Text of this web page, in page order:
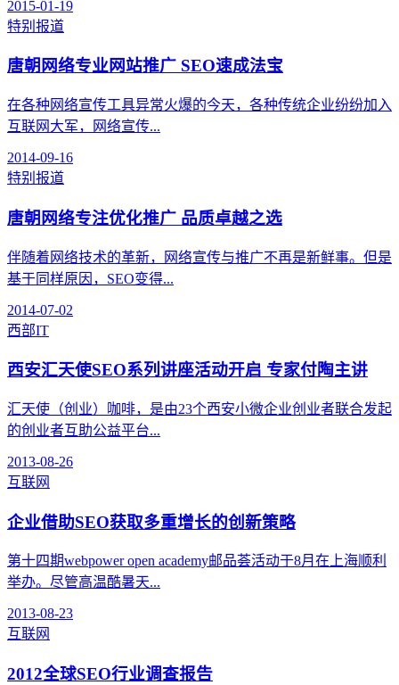
2015-01-19
特别报道
唐朝网络专业网站推广 SEO速成法宝
在各种网络宣传工具异常火爆的今天，各种传统企业纷纷加入
互联网大军，网络宣传...
2014-09-16
特别报道
唐朝网络专注优化推广 品质卓越之选
伴随着网络技术的革新，网络宣传与推广不再是新鲜事。但是
基于同样原因，SEO变得...
2014-07-02
西部IT
西安汇天使SEO系列讲座活动开启 专家付陶主讲
汇天使（创业）咖啡，是由23个西安小微企业创业者联合发起
的创业者互助公益平台...
2013-08-26
互联网
企业借助SEO获取多重增长的创新策略
第十四期webpower open academy邮品荟活动于8月在上海顺利
举办。尽管高温酷暑天...
2013-08-23
互联网
2012全球SEO行业调查报告